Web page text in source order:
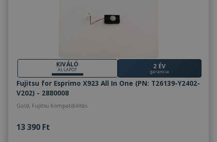
KIVÁLÓ
ÁLLAPOT 2 ÉV
garancia
Fujitsu for Esprimo X923 All In One (PN: T26139-Y2402-
V202) - 2880008
Gold, Fujitsu Kompatibilitás
13 390 Ft